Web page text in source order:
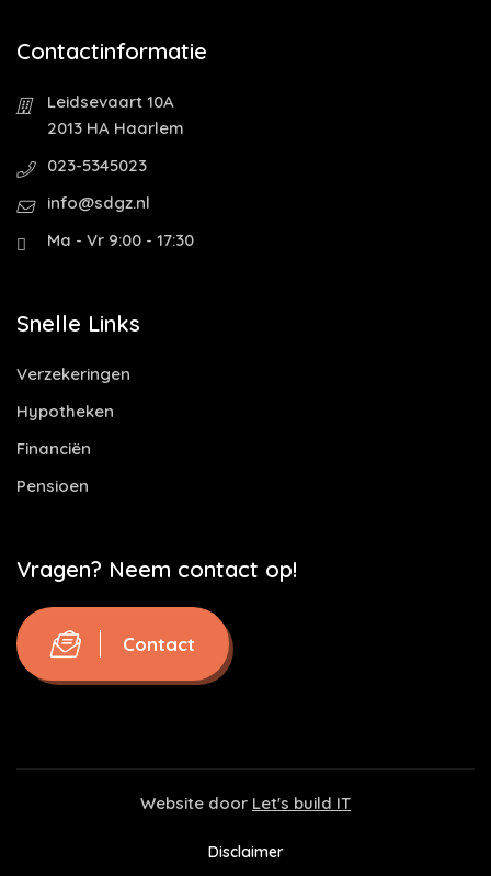
Contactinformatie
Leidsevaart 10A
2013 HA Haarlem
023-5345023
info@sdgz.nl
Ma - Vr 9:00 - 17:30
Snelle Links
Verzekeringen
Hypotheken
Financiën
Pensioen
Vragen? Neem contact op!
Contact
Website door Let's build IT
Disclaimer